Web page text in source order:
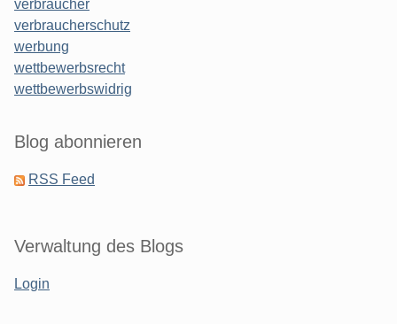
verbraucher
verbraucherschutz
werbung
wettbewerbsrecht
wettbewerbswidrig
Blog abonnieren
RSS Feed
Verwaltung des Blogs
Login